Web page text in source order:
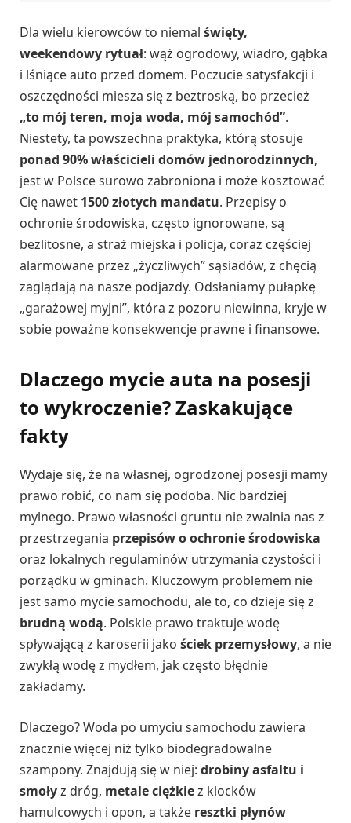
Dla wielu kierowców to niemal święty,
weekendowy rytuał: wąż ogrodowy, wiadro, gąbka
i lśniące auto przed domem. Poczucie satysfakcji i
oszczędności miesza się z beztroską, bo przecież
„to mój teren, moja woda, mój samochód”.
Niestety, ta powszechna praktyka, którą stosuje
ponad 90% właścicieli domów jednorodzinnych,
jest w Polsce surowo zabroniona i może kosztować
Cię nawet 1500 złotych mandatu. Przepisy o
ochronie środowiska, często ignorowane, są
bezlitosne, a straż miejska i policja, coraz częściej
alarmowane przez „życzliwych” sąsiadów, z chęcią
zaglądają na nasze podjazdy. Odsłaniamy pułapkę
„garażowej myjni”, która z pozoru niewinna, kryje w
sobie poważne konsekwencje prawne i finansowe.
Dlaczego mycie auta na posesji
to wykroczenie? Zaskakujące
fakty
Wydaje się, że na własnej, ogrodzonej posesji mamy
prawo robić, co nam się podoba. Nic bardziej
mylnego. Prawo własności gruntu nie zwalnia nas z
przestrzegania przepisów o ochronie środowiska
oraz lokalnych regulaminów utrzymania czystości i
porządku w gminach. Kluczowym problemem nie
jest samo mycie samochodu, ale to, co dzieje się z
brudną wodą. Polskie prawo traktuje wodę
spływającą z karoserii jako ściek przemysłowy, a nie
zwykłą wodę z mydłem, jak często błędnie
zakładamy.
Dlaczego? Woda po umyciu samochodu zawiera
znacznie więcej niż tylko biodegradowalne
szampony. Znajdują się w niej: drobiny asfaltu i
smołyz dróg, metale ciężkiez klocków
hamulcowych i opon, a także resztki płynów